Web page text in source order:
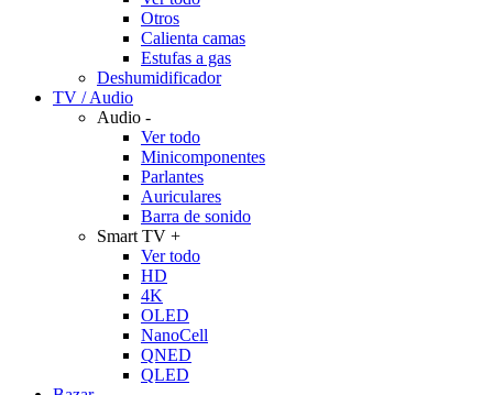
Otros
Calienta camas
Estufas a gas
Deshumidificador
TV / Audio
Audio -
Ver todo
Minicomponentes
Parlantes
Auriculares
Barra de sonido
Smart TV +
Ver todo
HD
4K
OLED
NanoCell
QNED
QLED